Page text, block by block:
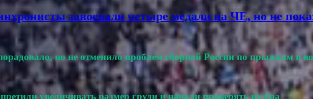
завоевали четыре медали на ЧЕ, но не
но не отменило проблем сборной России по прыжкам в
увеличивать размер груди и начали проверять их бра